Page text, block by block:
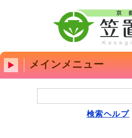
メインメニュー
検索ヘルプ